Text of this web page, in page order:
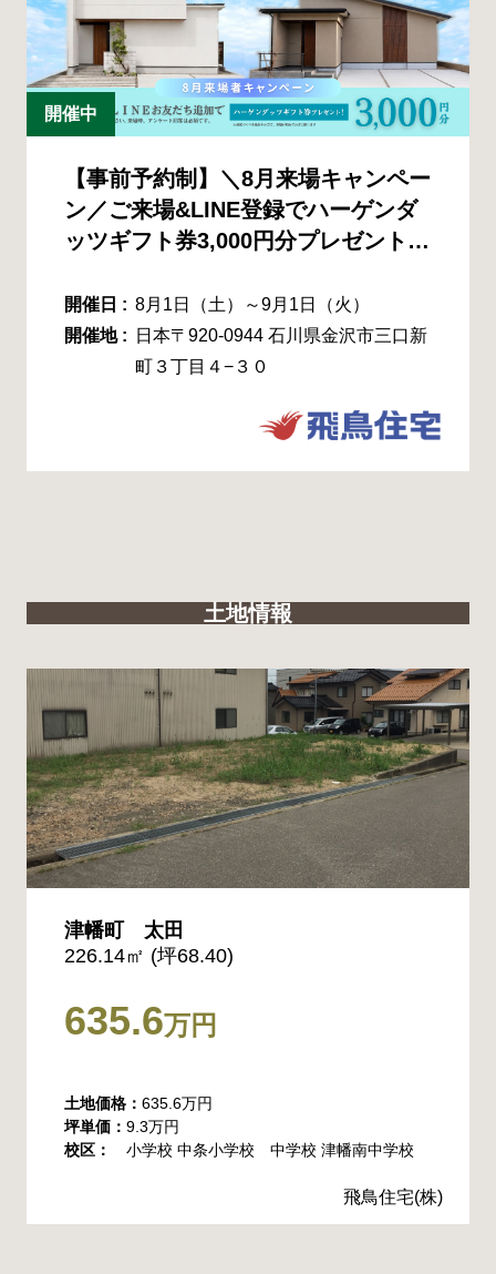
開催中
【事前予約制】＼8月来場キャンペー
ン／ご来場&LINE登録でハーゲンダ
ッツギフト券3,000円分プレゼント！
開催日 : 8月1日（土）～9月1日（火）
開催地 :
日本〒920-0944 石川県金沢市三口新
町３丁目４−３０
土地情報
津幡町 太田
226.14㎡ (坪68.40)
635.6万円
土地価格： 635.6万円
坪単価： 9.3万円
校区：
小学校 中条小学校 中学校 津幡南中学校
飛鳥住宅(株)